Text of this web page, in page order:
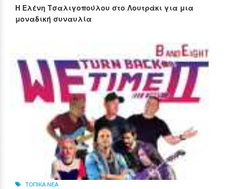
Η Ελένη Τσαλιγοπούλου στο Λουτράκι για μια
μοναδική συναυλία
ΤΟΠΙΚΑ ΝΕΑ